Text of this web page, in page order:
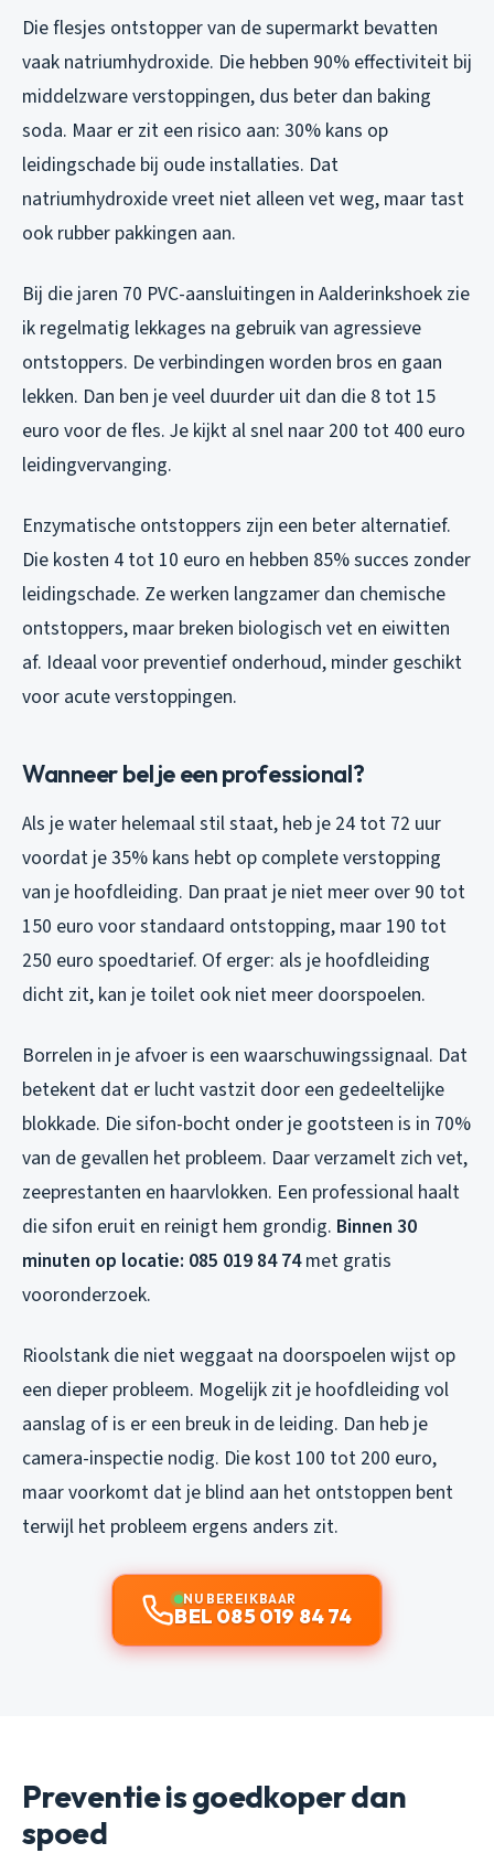
Die flesjes ontstopper van de supermarkt bevatten
vaak natriumhydroxide. Die hebben 90% effectiviteit bij
middelzware verstoppingen, dus beter dan baking
soda. Maar er zit een risico aan: 30% kans op
leidingschade bij oude installaties. Dat
natriumhydroxide vreet niet alleen vet weg, maar tast
ook rubber pakkingen aan.
Bij die jaren 70 PVC-aansluitingen in Aalderinkshoek zie
ik regelmatig lekkages na gebruik van agressieve
ontstoppers. De verbindingen worden bros en gaan
lekken. Dan ben je veel duurder uit dan die 8 tot 15
euro voor de fles. Je kijkt al snel naar 200 tot 400 euro
leidingvervanging.
Enzymatische ontstoppers zijn een beter alternatief.
Die kosten 4 tot 10 euro en hebben 85% succes zonder
leidingschade. Ze werken langzamer dan chemische
ontstoppers, maar breken biologisch vet en eiwitten
af. Ideaal voor preventief onderhoud, minder geschikt
voor acute verstoppingen.
Wanneer bel je een professional?
Als je water helemaal stil staat, heb je 24 tot 72 uur
voordat je 35% kans hebt op complete verstopping
van je hoofdleiding. Dan praat je niet meer over 90 tot
150 euro voor standaard ontstopping, maar 190 tot
250 euro spoedtarief. Of erger: als je hoofdleiding
dicht zit, kan je toilet ook niet meer doorspoelen.
Borrelen in je afvoer is een waarschuwingssignaal. Dat
betekent dat er lucht vastzit door een gedeeltelijke
blokkade. Die sifon-bocht onder je gootsteen is in 70%
van de gevallen het probleem. Daar verzamelt zich vet,
zeeprestanten en haarvlokken. Een professional haalt
die sifon eruit en reinigt hem grondig. Binnen 30
minuten op locatie: 085 019 84 74met gratis
vooronderzoek.
Rioolstank die niet weggaat na doorspoelen wijst op
een dieper probleem. Mogelijk zit je hoofdleiding vol
aanslag of is er een breuk in de leiding. Dan heb je
camera-inspectie nodig. Die kost 100 tot 200 euro,
maar voorkomt dat je blind aan het ontstoppen bent
terwijl het probleem ergens anders zit.
NU BEREIKBAAR
BEL 085 019 84 74
Preventie is goedkoper dan
spoed